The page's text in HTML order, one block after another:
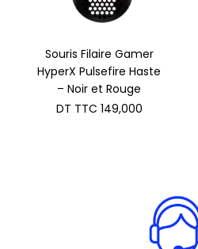
Souris Filaire Gamer
HyperX Pulsefire Haste
– Noir et Rouge
DT TTC 149,000